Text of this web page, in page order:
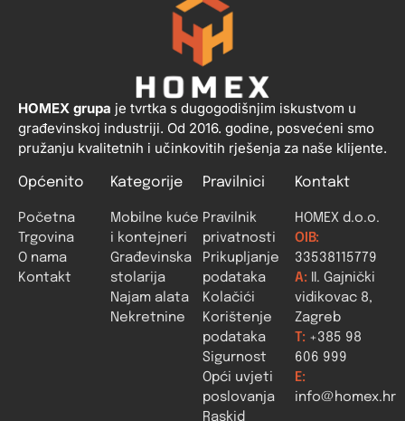
HOMEX grupa je tvrtka s dugogodišnjim iskustvom u
građevinskoj industriji. Od 2016. godine, posvećeni smo
pružanju kvalitetnih i učinkovitih rješenja za naše klijente.
Općenito
Početna
Trgovina
O nama
Kontakt
Kategorije
Mobilne kuće
i kontejneri
Građevinska
stolarija
Najam alata
Nekretnine
Pravilnici
Pravilnik
privatnosti
Prikupljanje
podataka
Kolačići
Korištenje
podataka
Sigurnost
Opći uvjeti
poslovanja
Raskid
Kontakt
HOMEX d.o.o.
OIB:
33538115779
A: II. Gajnički
vidikovac 8,
Zagreb
T: +385 98
606 999
E:
info@homex.hr